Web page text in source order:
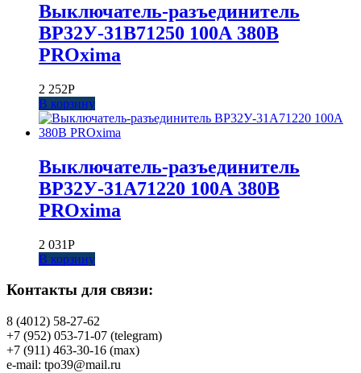
Выключатель-разъединитель
ВР32У-31В71250 100А 380В
PROxima
2 252Р
В корзину
Выключатель-разъединитель
ВР32У-31А71220 100А 380В
PROxima
2 031Р
В корзину
Контакты для связи:
8 (4012) 58-27-62
+7 (952) 053-71-07 (telegram)
+7 (911) 463-30-16 (max)
e-mail: tpo39@mail.ru